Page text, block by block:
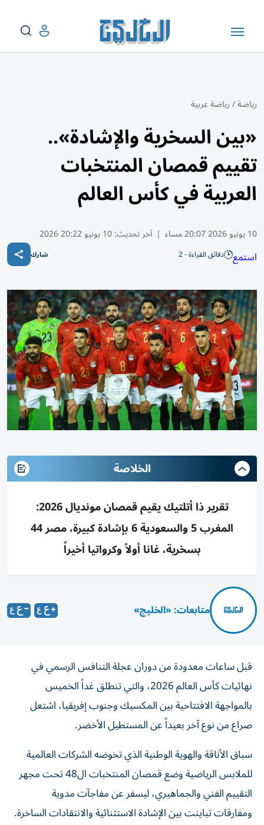
رياضة/رياضة عربية
«بين السخرية والإشادة»..
تقييم قمصان المنتخبات
العربية في كأس العالم
10 يونيو 2026 20:07 مساء | آخر تحديث:10 يونيو 20:22 2026
استمع دقائق القراءة - 2 شارك
الخلاصة
تقرير ذا أتلتيك يقيم قمصان مونديال 2026:
المغرب 5 والسعودية 6 بإشادة كبيرة، مصر 44
بسخرية، غانا أولاً وكرواتيا أخيراً
متابعات: «الخليج»
قبل ساعات معدودة من دوران عجلة التنافس الرسمي في
نهائيات كأس العالم 2026، والتي تنطلق غداً الخميس
بالمواجهة الافتتاحية بين المكسيك وجنوب إفريقيا، اشتعل
صراع من نوع آخر بعيداً عن المستطيل الأخضر.
سباق الأناقة والهوية الوطنية الذي تخوضه الشركات العالمية
للملابس الرياضية وضع قمصان المنتخبات ال48 تحت مجهر
التقييم الفني والجماهيري، ليسفر عن مفاجآت مدوية
ومفارقات تباينت بين الإشادة الاستثنائية والانتقادات الساخرة.